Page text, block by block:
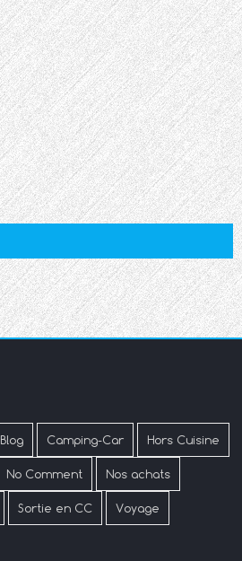
Blog Camping-Car Hors Cuisine
No Comment Nos achats
Sortie en CC Voyage